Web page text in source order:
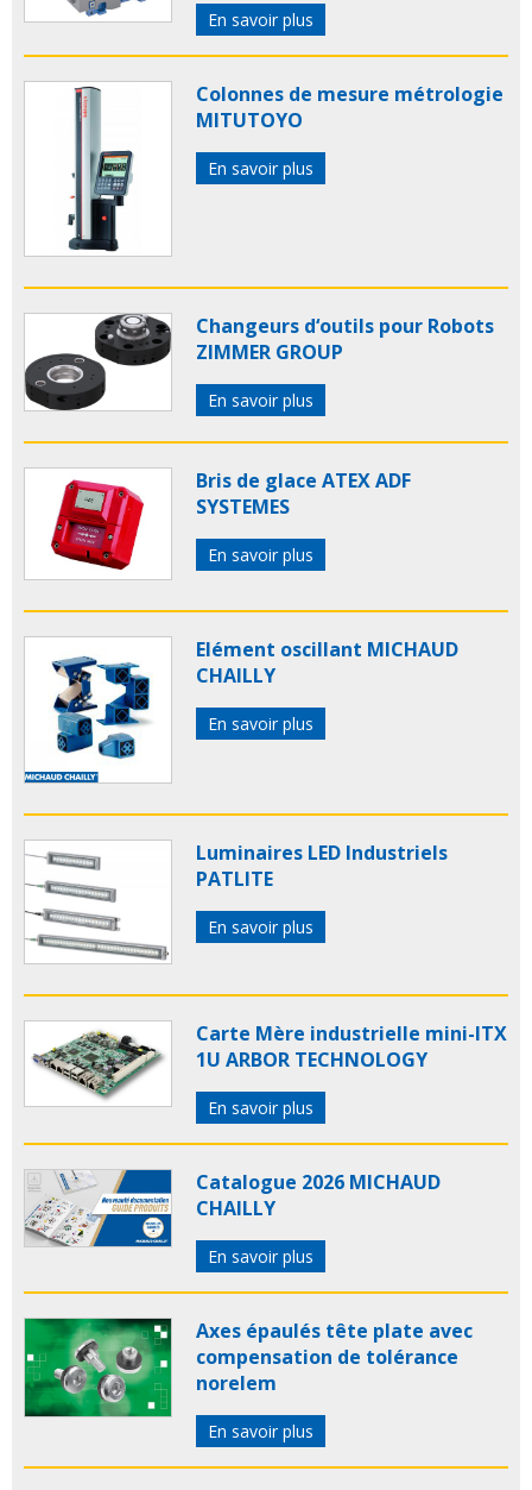
En savoir plus
Colonnes de mesure métrologie
MITUTOYO
En savoir plus
Changeurs d‘outils pour Robots
ZIMMER GROUP
En savoir plus
Bris de glace ATEX ADF
SYSTEMES
En savoir plus
Elément oscillant MICHAUD
CHAILLY
En savoir plus
Luminaires LED Industriels
PATLITE
En savoir plus
Carte Mère industrielle mini-ITX
1U ARBOR TECHNOLOGY
En savoir plus
Catalogue 2026 MICHAUD
CHAILLY
En savoir plus
Axes épaulés tête plate avec
compensation de tolérance
norelem
En savoir plus